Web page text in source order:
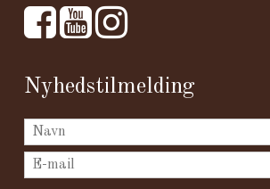
Nyhedstilmelding